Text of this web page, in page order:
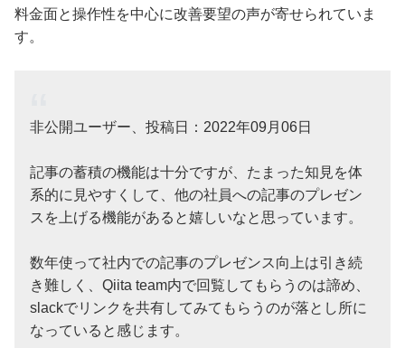
料金面と操作性を中心に改善要望の声が寄せられていま
す。
非公開ユーザー、投稿日：2022年09月06日
記事の蓄積の機能は十分ですが、たまった知見を体
系的に見やすくして、他の社員への記事のプレゼン
スを上げる機能があると嬉しいなと思っています。
数年使って社内での記事のプレゼンス向上は引き続
き難しく、Qiita team内で回覧してもらうのは諦め、
slackでリンクを共有してみてもらうのが落とし所に
なっていると感じます。